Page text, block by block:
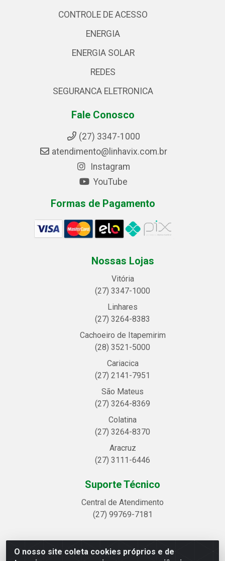
O nosso site coleta cookies próprios e de
CONTROLE DE ACESSO
ENERGIA
ENERGIA SOLAR
REDES
SEGURANCA ELETRONICA
Fale Conosco
(27) 3347-1000
atendimento@linhavix.com.br
Instagram
YouTube
Formas de Pagamento
Nossas Lojas
Vitória
(27) 3347-1000
Linhares
(27) 3264-8383
Cachoeiro de Itapemirim
(28) 3521-5000
Cariacica
(27) 2141-7951
São Mateus
(27) 3264-8369
Colatina
(27) 3264-8370
Aracruz
(27) 3111-6446
Suporte Técnico
Central de Atendimento
(27) 99769-7181
Linhavix Distribuidora LTDA - Avenida Alegre, 2521 -